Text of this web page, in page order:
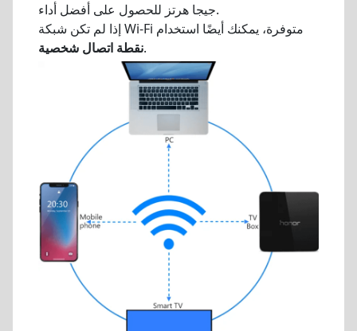
جيجا هرتز للحصول على أفضل أداء.
إذا لم تكن شبكة Wi-Fi متوفرة، يمكنك أيضًا استخدام
نقطة اتصال شخصية.